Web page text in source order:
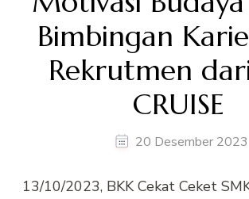
Bimbingan
Rekrutmen
CRUISE
20 Desember 2023
13/10/2023, BKK Cekat Ceket